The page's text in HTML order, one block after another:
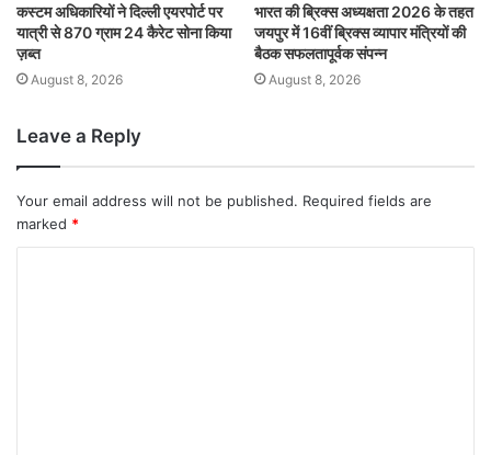
कस्टम अधिकारियों ने दिल्ली एयरपोर्ट पर
यात्री से 870 ग्राम 24 कैरेट सोना किया
ज़ब्त
August 8, 2026
भारत की ब्रिक्‍स अध्यक्षता 2026 के तहत
जयपुर में 16वीं ब्रिक्‍स व्यापार मंत्रियों की
बैठक सफलतापूर्वक संपन्न
August 8, 2026
Leave a Reply
Your email address will not be published. Required fields are
marked *